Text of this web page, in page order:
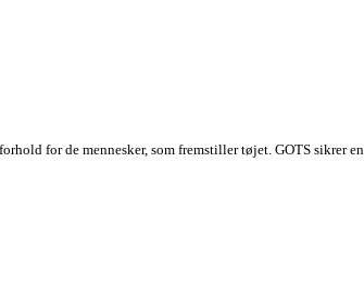
for de mennesker, som fremstiller tøjet. GOTS